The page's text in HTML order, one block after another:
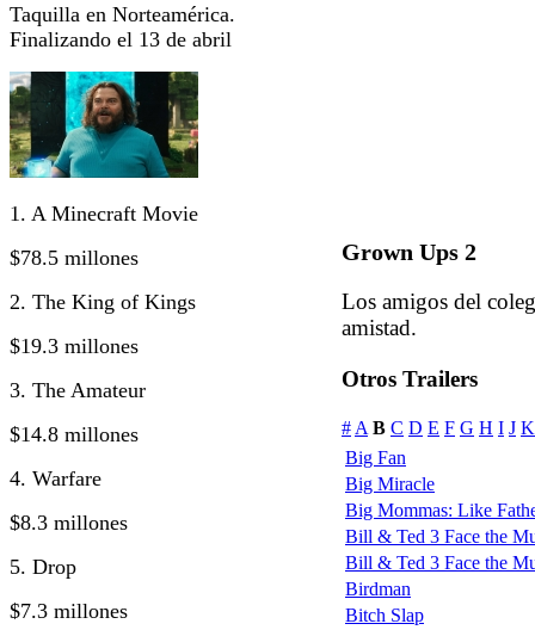
Taquilla en Norteamérica.
Finalizando el 13 de abril
1. A Minecraft Movie
$78.5 millones
2. The King of Kings
$19.3 millones
3. The Amateur
$14.8 millones
4. Warfare
$8.3 millones
5. Drop
$7.3 millones
Grown Ups 2
Los amigos del
amistad.
Otros Trailers
# A B C D E F G H I J K
Big Fan
Big Miracle
Big Mommas: Like
Bill & Ted 3 Face the
Bill & Ted 3 Face the
Birdman
Bitch Slap